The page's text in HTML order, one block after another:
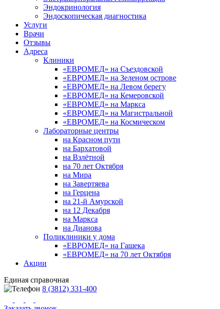
Эндокринология
Эндоскопическая диагностика
Услуги
Врачи
Отзывы
Адреса
Клиники
«ЕВРОМЕД» на Съездовской
«ЕВРОМЕД» на Зеленом острове
«ЕВРОМЕД» на Левом берегу
«ЕВРОМЕД» на Кемеровской
«ЕВРОМЕД» на Маркса
«ЕВРОМЕД» на Магистральной
«ЕВРОМЕД» на Космическом
Лабораторные центры
на Красном пути
на Бархатовой
на Взлётной
на 70 лет Октября
на Мира
на Завертяева
на Герцена
на 21-й Амурской
на 12 Декабря
на Маркса
на Дианова
Поликлиники у дома
«ЕВРОМЕД» на Гашека
«ЕВРОМЕД» на 70 лет Октября
Акции
Единая справочная
8 (3812) 331-400